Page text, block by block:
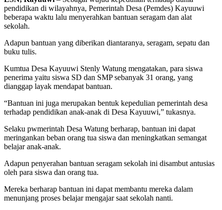
pendidikan di wilayahnya, Pemerintah Desa (Pemdes) Kayuuwi
beberapa waktu lalu menyerahkan bantuan seragam dan alat
sekolah.
Adapun bantuan yang diberikan diantaranya, seragam, sepatu dan
buku tulis.
Kumtua Desa Kayuuwi Stenly Watung mengatakan, para siswa
penerima yaitu siswa SD dan SMP sebanyak 31 orang, yang
dianggap layak mendapat bantuan.
“Bantuan ini juga merupakan bentuk kepedulian pemerintah desa
terhadap pendidikan anak-anak di Desa Kayuuwi,” tukasnya.
Selaku pwmerintah Desa Watung berharap, bantuan ini dapat
meringankan beban orang tua siswa dan meningkatkan semangat
belajar anak-anak.
Adapun penyerahan bantuan seragam sekolah ini disambut antusias
oleh para siswa dan orang tua.
Mereka berharap bantuan ini dapat membantu mereka dalam
menunjang proses belajar mengajar saat sekolah nanti.